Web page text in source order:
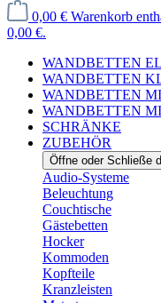
0,00 € Warenkorb
0,00 €.
WANDBETTEN
WANDBETTEN
WANDBETTEN
WANDBETTEN
SCHRÄNKE
ZUBEHÖR
Öffne oder Schließe
Audio-Systeme
Beleuchtung
Couchtische
Gästebetten
Hocker
Kommoden
Kopfteile
Kranzleisten